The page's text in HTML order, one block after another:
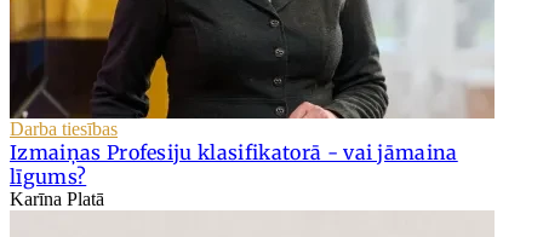
Darba tiesības
Izmaiņas Profesiju klasifikatorā - vai jāmaina
līgums?
Karīna Platā